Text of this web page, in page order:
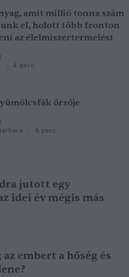
amit millió tonna szám
el, holott több fronton
az élelmiszertermelést
4 perc
őrzője
6 perc
jutott egy
idei év mégis más
embert a hőség és